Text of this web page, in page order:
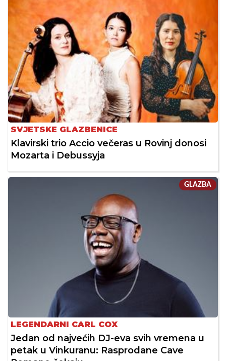
SVJETSKE GLAZBENICE
Klavirski trio Accio večeras u Rovinj donosi
Mozarta i Debussyja
GLAZBA
LEGENDARNI CARL COX
Jedan od najvećih DJ-eva svih vremena u
petak u Vinkuranu: Rasprodane Cave